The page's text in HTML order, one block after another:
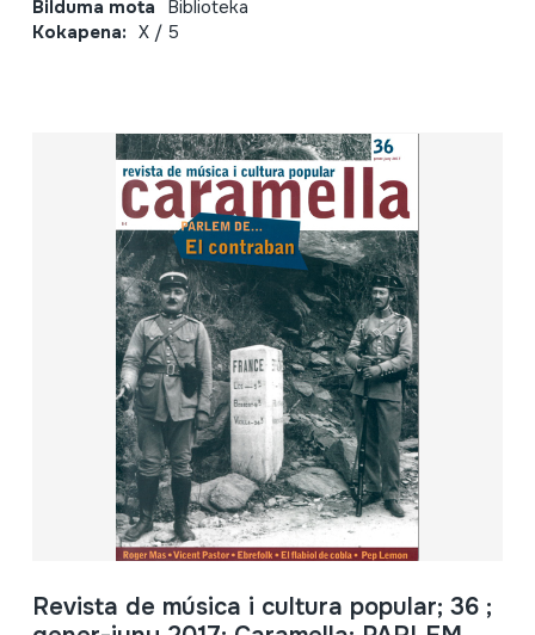
Bilduma mota Biblioteka
Kokapena: X / 5
Revista de música i cultura popular; 36 ;